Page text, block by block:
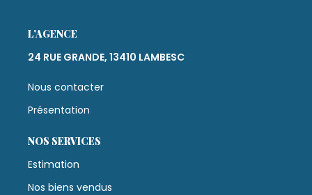
L'AGENCE
24 RUE GRANDE, 13410 LAMBESC
Nous contacter
Présentation
NOS SERVICES
Estimation
Nos biens vendus